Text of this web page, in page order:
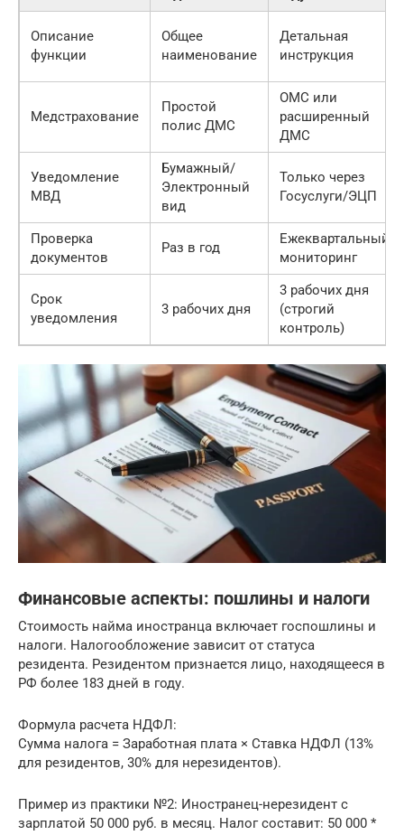
Описание
функции
Общее
наименование
Детальная
инструкция
Медстрахование
Простой
полис ДМС
ОМС или
расширенный
ДМС
Уведомление
МВД
Бумажный/
Электронный
вид
Только через
Госуслуги/ЭЦП
Проверка
документов
Раз в год
Ежеквартальный
мониторинг
Срок
уведомления
3 рабочих дня
3 рабочих дня
(строгий
контроль)
Финансовые аспекты: пошлины и налоги
Стоимость найма иностранца включает госпошлины и
налоги. Налогообложение зависит от статуса
резидента. Резидентом признается лицо, находящееся в
РФ более 183 дней в году.
Формула расчета НДФЛ:
Сумма налога = Заработная плата × Ставка НДФЛ (13%
для резидентов, 30% для нерезидентов).
Пример из практики №2: Иностранец-нерезидент с
зарплатой 50 000 руб. в месяц. Налог составит: 50 000 *